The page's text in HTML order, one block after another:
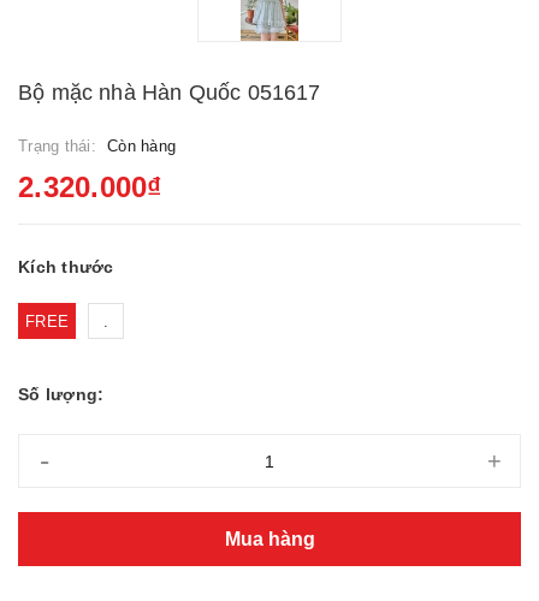
Bộ mặc nhà Hàn Quốc 051617
Trạng thái: Còn hàng
2.320.000₫
Kích thước
FREE .
Số lượng:
- +
Mua hàng